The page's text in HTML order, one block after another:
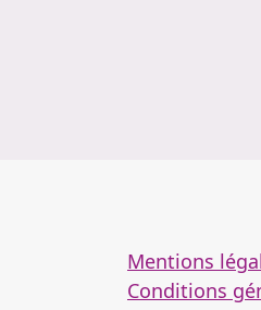
Mentions
Conditions